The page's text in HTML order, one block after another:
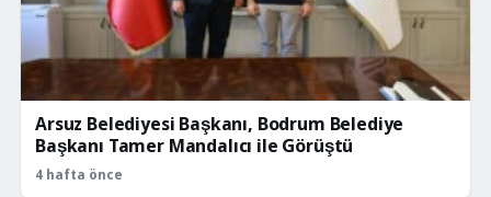
Arsuz Belediyesi Başkanı, Bodrum Belediye
Başkanı Tamer Mandalıcı ile Görüştü
4 hafta önce